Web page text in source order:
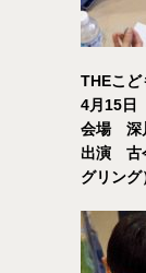
THEこ
4月15日
会場 深
出演 古
グリング